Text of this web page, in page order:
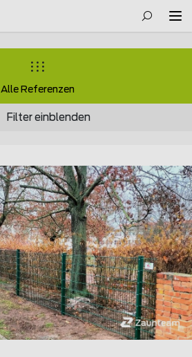
Alle Referenzen
Filter einblenden